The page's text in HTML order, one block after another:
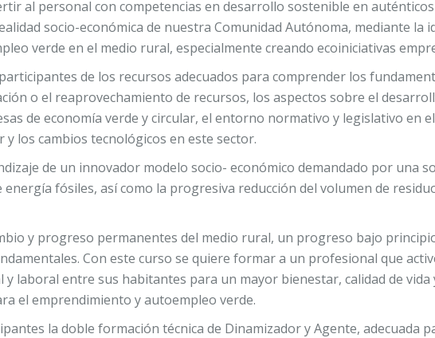
al personal con competencias en desarrollo sostenible en
socio-económica de nuestra Comunidad Autónoma, mediante la
verde en el medio rural, especialmente creando ecoiniciativas
de los recursos adecuados para comprender los
o el reaprovechamiento de recursos, los aspectos sobre el
de economía verde y circular, el entorno normativo y legislativo en
los cambios tecnológicos en este sector.
de un innovador modelo socio- económico demandado por una
fósiles, así como la progresiva reducción del volumen de
y progreso permanentes del medio rural, un progreso bajo
Con este curso se quiere formar a un profesional que
laboral entre sus habitantes para un mayor bienestar, calidad de
el emprendimiento y autoempleo verde.
la doble formación técnica de Dinamizador y Agente, adecuada